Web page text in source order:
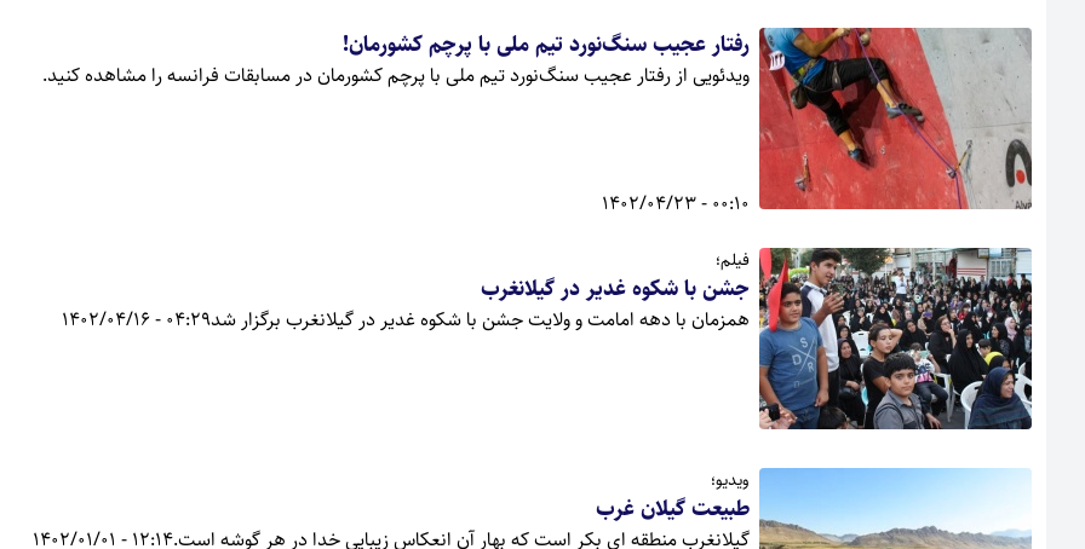
رفتار عجیب سنگ‌نورد تیم ملی با پرچم کشورمان!
ویدئویی از رفتار عجیب سنگ‌نورد تیم ملی با پرچم کشورمان در مسابقات فرانسه را مشاهده کنید.
00:10 - 1402/04/23
فیلم؛
جشن با شکوه غدیر در گیلانغرب
همزمان با دهه امامت و ولایت جشن با شکوه غدیر در گیلانغرب برگزار شد04:29 - 1402/04/16
ویدیو؛
طبیعت گیلان غرب
گیلانغرب منطقه ای بکر است که بهار آن انعکاس زیبایی خدا در هر گوشه است.12:14 - 1402/01/01